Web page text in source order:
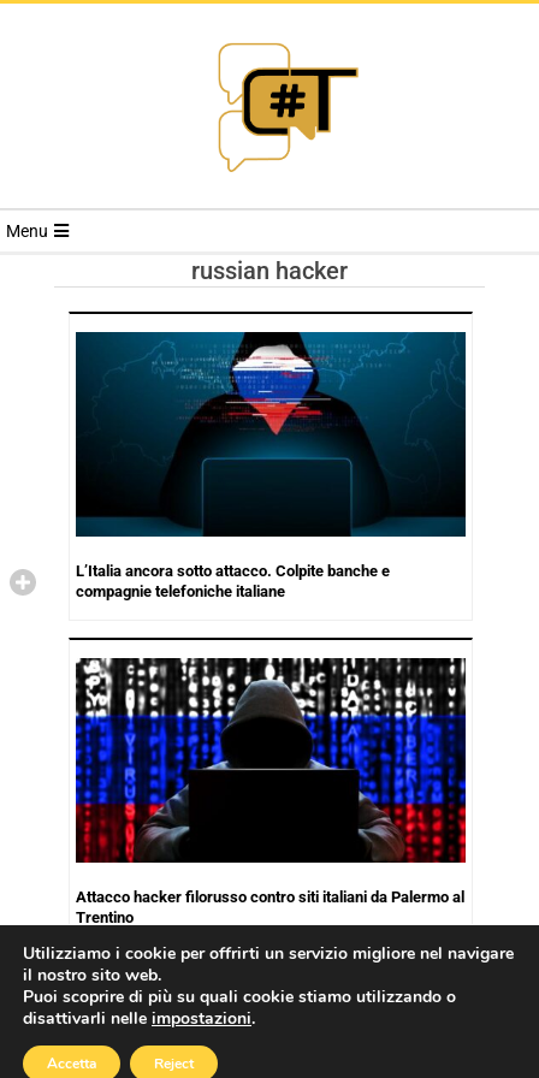
RIVISTA
TRENDS
Menu
russian hacker
L’Italia ancora sotto attacco. Colpite banche e
compagnie telefoniche italiane
Attacco hacker filorusso contro siti italiani da Palermo al
Trentino
Copyright © 2026
Utilizziamo i cookie per offrirti un servizio migliore nel navigare
il nostro sito web.
Puoi scoprire di più su quali cookie stiamo utilizzando o
disattivarli nelle impostazioni.
Accetta Reject